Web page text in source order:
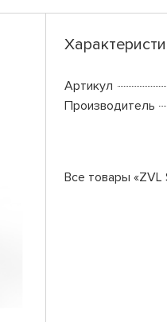
Артикул
Производитель
Все товары «ZVL